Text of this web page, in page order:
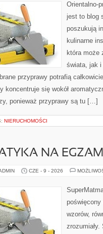
Orientalno-
jest to blog
poszukują
kulinarne
która może
świata, jak
przyprawy potrafią
koncentruje się wokół
ponieważ przyprawy są tu […]
NIERUCHOMOŚCI
NA
CZE - 9 - 2026
wzorów,